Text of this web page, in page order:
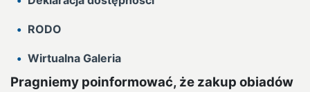
RODO
Wirtualna Galeria
Pragniemy poinformować, że zakup obiadów